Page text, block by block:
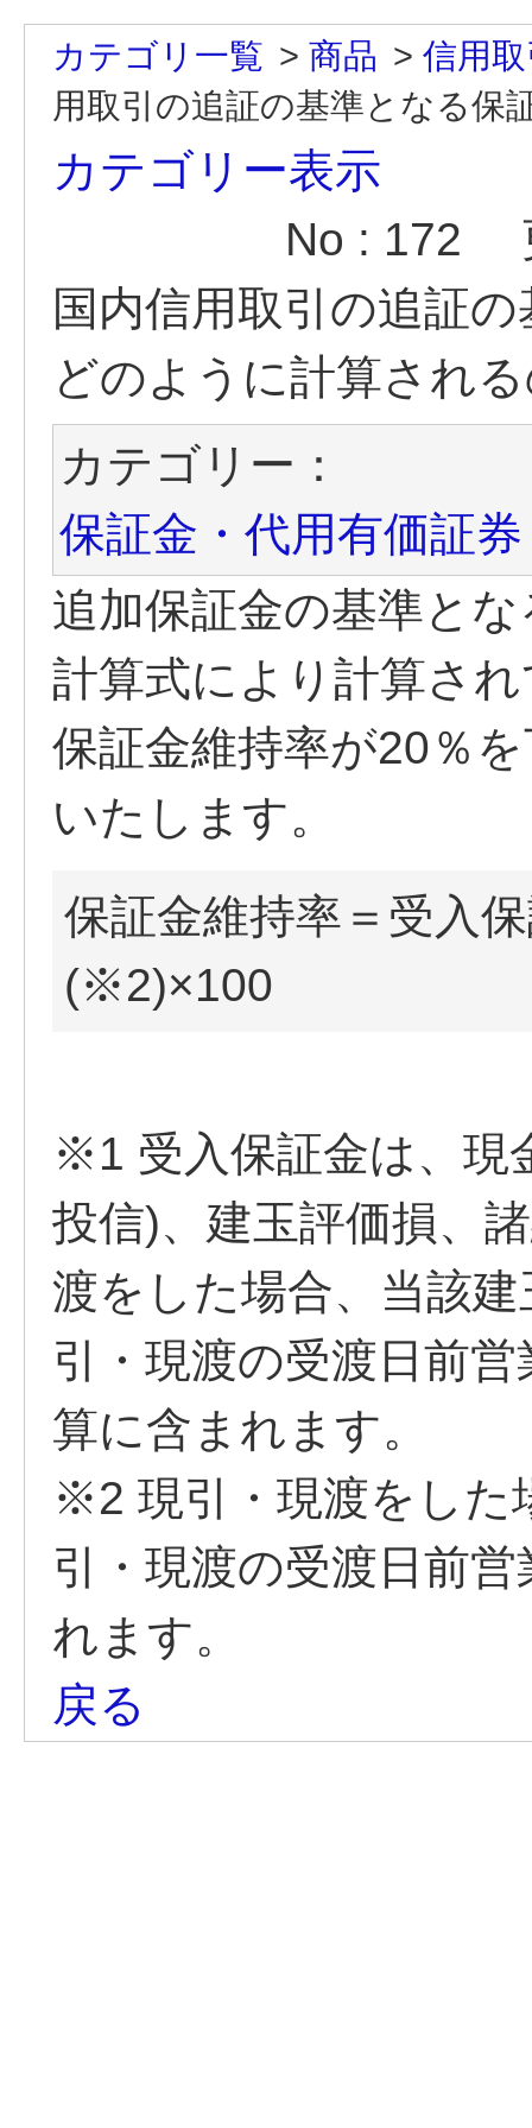
カテゴリ一覧 > 商品 > 信用
用取引の追証の基準となる保
カテゴリー表示
No : 172
国内信用取引の追証
どのように計算され
カテゴリー：
保証金・代用有価証券
追加保証金の基準と
計算式により計算さ
保証金維持率が20％
いたします。
保証金維持率＝受入
(※2)×100
※1 受入保証金は、現
投信)、建玉評価損、
渡をした場合、当該
引・現渡の受渡日前
算に含まれます。
※2 現引・現渡をした
引・現渡の受渡日前
れます。
戻る